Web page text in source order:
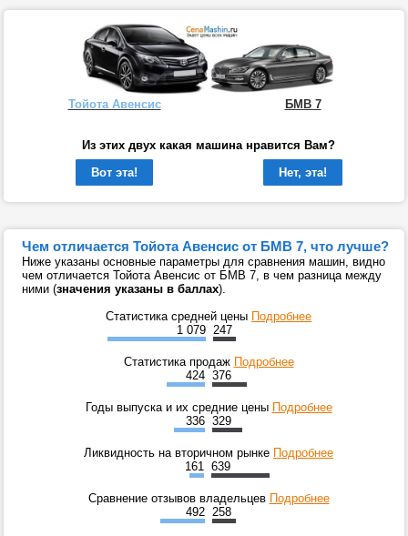
Тойота Авенсис БМВ 7
Из этих двух какая машина нравится Вам?
Вот эта!
Нет, эта!
Чем отличается Тойота Авенсис от БМВ 7, что лучше?
Ниже указаны основные параметры для сравнения машин, видно
чем отличается Тойота Авенсис от БМВ 7, в чем разница между
ними (значения указаны в баллах).
Статистика средней цены Подробнее
1 079 247
Статистика продаж Подробнее
424 376
Годы выпуска и их средние цены Подробнее
336 329
Ликвидность на вторичном рынке Подробнее
161 639
Сравнение отзывов владельцев Подробнее
492 258